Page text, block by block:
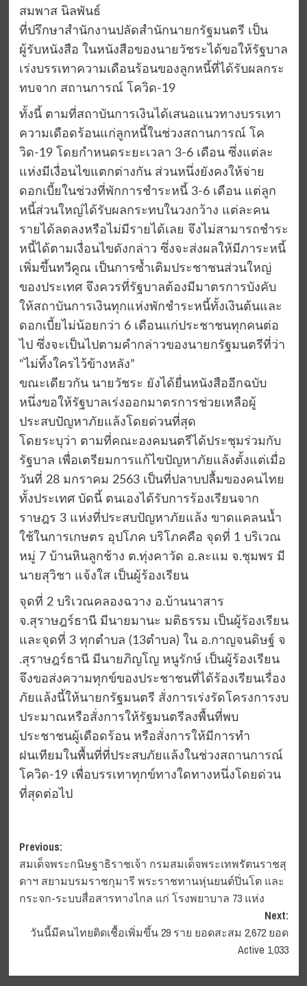
สมพาส นิลพันธ์
ที่ปรึกษาสำนักงานปลัดสำนักนายกรัฐมนตรี เป็น
ผู้รับหนังสือ ในหนังสือของนายวัชระได้ขอให้รัฐบาล
เร่งบรรเทาความเดือนร้อนของลูกหนี้ที่ได้รับผลกระ
ทบจาก สถานการณ์ โควิด-19
ทั้งนี้ ตามที่สถาบันการเงินได้เสนอแนวทางบรรเทา
ความเดือดร้อนแก่ลูกหนี้ในช่วงสถานการณ์ โค
วิด-19 โดยกำหนดระยะเวลา 3-6 เดือน ซึ่งแต่ละ
แห่งมีเงื่อนไขแตกต่างกัน ส่วนหนึ่งยังคงให้จ่าย
ดอกเบี้ยในช่วงที่พักการชำระหนี้ 3-6 เดือน แต่ลูก
หนี้ส่วนใหญ่ได้รับผลกระทบในวงกว้าง แต่ละคน
รายได้ลดลงหรือไม่มีรายได้เลย จึงไม่สามารถชำระ
หนี้ได้ตามเงื่อนไขดังกล่าว ซึ่งจะส่งผลให้มีภาระหนี้
เพิ่มขึ้นทวีคูณ เป็นการซ้ำเติมประชาชนส่วนใหญ่
ของประเทศ จึงควรที่รัฐบาลต้องมีมาตรการบังคับ
ให้สถาบันการเงินทุกแห่งพักชำระหนี้ทั้งเงินต้นและ
ดอกเบี้ยไม่น้อยกว่า 6 เดือนแก่ประชาชนทุกคนต่อ
ไป ซึ่งจะเป็นไปตามคำกล่าวของนายกรัฐมนตรีที่ว่า
“ไม่ทิ้งใครไว้ข้างหลัง”
ขณะเดียวกัน นายวัชระ ยังได้ยื่นหนังสืออีกฉบับ
หนึ่งขอให้รัฐบาลเร่งออกมาตรการช่วยเหลือผู้
ประสบปัญหาภัยแล้งโดยด่วนที่สุด
โดยระบุว่า ตามที่คณะองคมนตรีได้ประชุมร่วมกับ
รัฐบาล เพื่อเตรียมการแก้ไขปัญหาภัยแล้งตั้งแต่เมื่อ
วันที่ 28 มกราคม 2563 เป็นที่ปลาบปลื้มของคนไทย
ทั้งประเทศ บัดนี้ ตนเองได้รับการร้องเรียนจาก
ราษฎร 3 แห่งที่ประสบปัญหาภัยแล้ง ขาดแคลนน้ำ
ใช้ในการเกษตร อุปโภค บริโภคคือ จุดที่ 1 บริเวณ
หมู่ 7 บ้านหินลูกช้าง ต.ทุ่งคาวัด อ.ละแม จ.ชุมพร มี
นายสุวิชา แจ้งใส เป็นผู้ร้องเรียน
จุดที่ 2 บริเวณคลองฉวาง อ.บ้านนาสาร
จ.สุราษฎร์ธานี มีนายมานะ มติธรรม เป็นผู้ร้องเรียน
และจุดที่ 3 ทุกตำบล (13ตำบล) ใน อ.กาญจนดิษฐ์ จ
.สุราษฎร์ธานี มีนายภิญโญ หนูรักษ์ เป็นผู้ร้องเรียน
จึงขอส่งความทุกข์ของประชาชนที่ได้ร้องเรียนเรื่อง
ภัยแล้งนี้ให้นายกรัฐมนตรี สั่งการเร่งรัดโครงการงบ
ประมาณหรือสั่งการให้รัฐมนตรีลงพื้นที่พบ
ประชาชนผู้เดือดร้อน หรือสั่งการให้มีการทำ
ฝนเทียมในพื้นที่ที่ประสบภัยแล้งในช่วงสถานการณ์
โควิด-19 เพื่อบรรเทาทุกข์ทางใดทางหนึ่งโดยด่วน
ที่สุดต่อไป
Post
navigation
Previous:
สมเด็จพระกนิษฐาธิราชเจ้า กรมสมเด็จพระเทพรัตนราชสุ
ดาฯ สยามบรมราชกุมารี พระราชทานหุ่นยนต์ปิ่นโต และ
กระจก-ระบบสื่อสารทางไกล แก่ โรงพยาบาล 73 แห่ง
Next:
วันนี้มีคนไทยติดเชื้อเพิ่มขึ้น 29 ราย ยอดสะสม 2,672 ยอด
Active 1,033